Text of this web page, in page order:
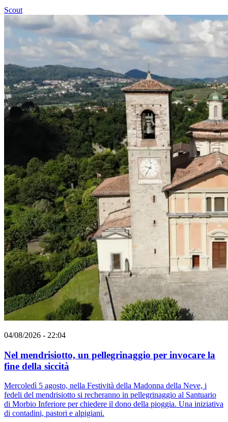
Scout
04/08/2026 - 22:04
Nel mendrisiotto, un pellegrinaggio per invocare la
fine della siccità
Mercoledì 5 agosto, nella Festività della Madonna della Neve, i
fedeli del mendrisiotto si recheranno in pellegrinaggio al Santuario
di Morbio Inferiore per chiedere il dono della pioggia. Una iniziativa
di contadini, pastori e alpigiani.